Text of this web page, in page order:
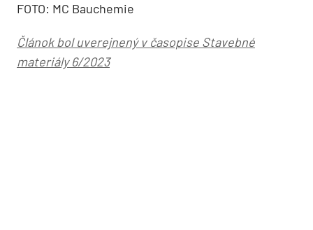
FOTO: MC Bauchemie
Článok bol uverejnený v časopise Stavebné
materiály 6/2023